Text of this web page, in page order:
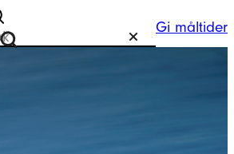
TilbakestillGi måltider